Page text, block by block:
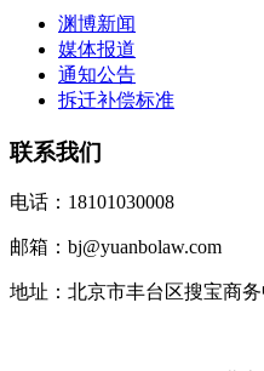
渊博新闻
媒体报道
通知公告
拆迁补偿标准
联系我们
电话：18101030008
邮箱：bj@yuanbolaw.com
地址：北京市丰台区搜宝商